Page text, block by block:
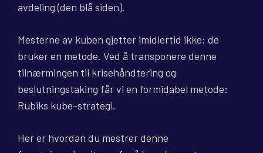
avdeling (den blå siden).
Mesterne av kuben gjetter imidlertid ikke: de
bruker en metode. Ved å transponere denne
tilnærmingen til krisehåndtering og
beslutningstaking får vi en formidabel metode:
Rubiks kube-strategi.
Her er hvordan du mestrer denne